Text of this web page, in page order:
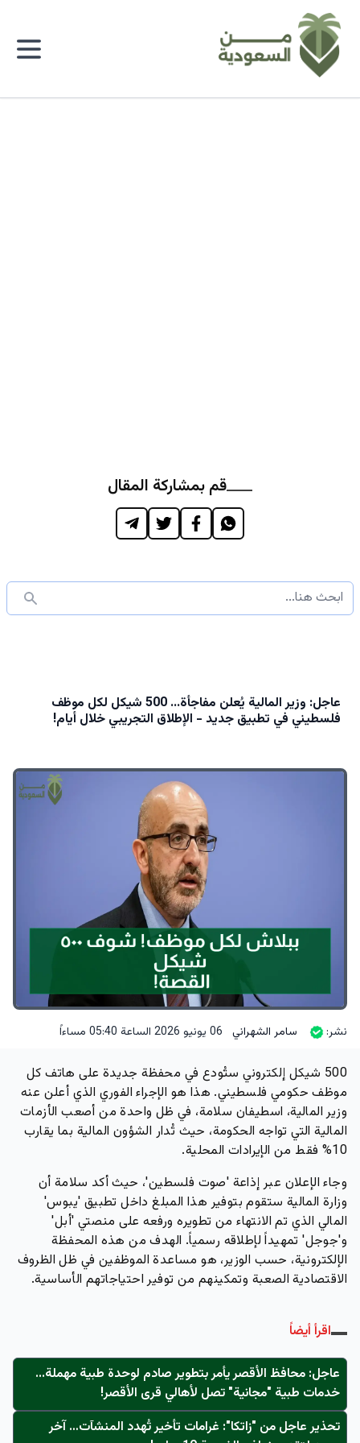
قم بمشاركة المقال
عاجل: وزير المالية يُعلن مفاجأة... 500 شيكل لكل موظف
فلسطيني في تطبيق جديد - الإطلاق التجريبي خلال أيام!
نشر: سامر الشهراني 06 يونيو 2026 الساعة 05:40 مساءاً
500 شيكل إلكتروني ستُودع في محفظة جديدة على هاتف كل
موظف حكومي فلسطيني. هذا هو الإجراء الفوري الذي أعلن عنه
وزير المالية، اسطيفان سلامة، في ظل واحدة من أصعب الأزمات
المالية التي تواجه الحكومة، حيث تُدار الشؤون المالية بما يقارب
10% فقط من الإيرادات المحلية.
وجاء الإعلان عبر إذاعة 'صوت فلسطين'، حيث أكد سلامة أن
وزارة المالية ستقوم بتوفير هذا المبلغ داخل تطبيق 'يبوس'
المالي الذي تم الانتهاء من تطويره ورفعه على منصتي 'أبل'
و'جوجل' تمهيداً لإطلاقه رسمياً. الهدف من هذه المحفظة
الإلكترونية، حسب الوزير، هو مساعدة الموظفين في ظل الظروف
الاقتصادية الصعبة وتمكينهم من توفير احتياجاتهم الأساسية.
اقرأ أيضاً
عاجل: محافظ الأقصر يأمر بتطوير صادم لوحدة طبية مهملة...
خدمات طبية "مجانية" تصل لأهالي قرى الأقصر!
تحذير عاجل من "زاتكا": غرامات تأخير تُهدد المنشآت… آخر